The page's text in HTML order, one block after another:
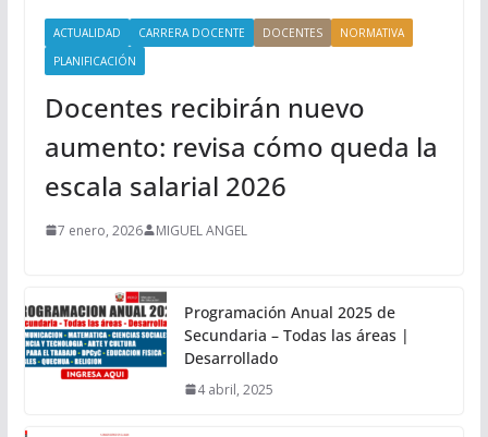
ACTUALIDAD CARRERA DOCENTE DOCENTES
NORMATIVA
PLANIFICACIÓN
Docentes recibirán nuevo
aumento: revisa cómo queda la
escala salarial 2026
7 enero, 2026 MIGUEL ANGEL
Programación Anual 2025 de
Secundaria – Todas las áreas |
Desarrollado
4 abril, 2025